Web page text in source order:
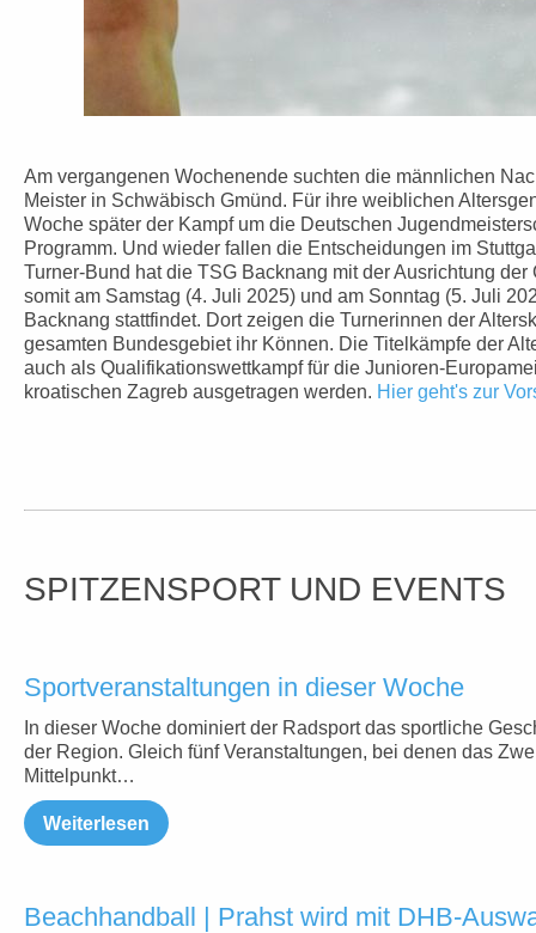
Am vergangenen Wochenende suchten die männlichen
Meister in Schwäbisch Gmünd. Für ihre weiblichen
Woche später der Kampf um die Deutschen
Programm. Und wieder fallen die Entscheidungen im
Turner-Bund hat die TSG Backnang mit der Ausrichtung
somit am Samstag (4. Juli 2025) und am Sonntag (5. Juli
Backnang stattfindet. Dort zeigen die Turnerinnen der
gesamten Bundesgebiet ihr Können. Die Titelkämpfe der
auch als Qualifikationswettkampf für die Junioren-
kroatischen Zagreb ausgetragen werden. Hier geht's zur
SPITZENSPORT UND EVENTS
Sportveranstaltungen in dieser Woche
In dieser Woche dominiert der Radsport das sportliche
der Region. Gleich fünf Veranstaltungen, bei denen das
Mittelpunkt…
Weiterlesen
Beachhandball | Prahst wird mit DHB-